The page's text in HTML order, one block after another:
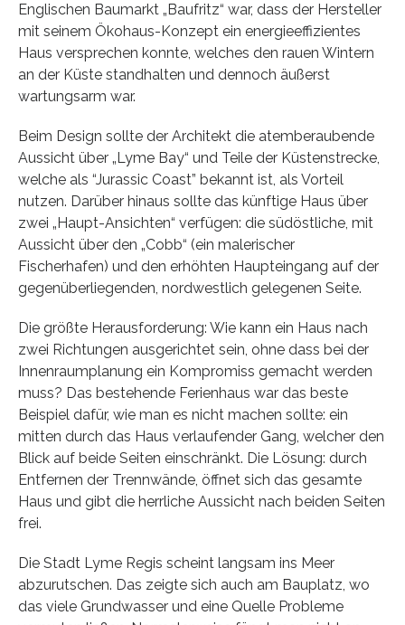
Englischen Baumarkt „Baufritz“ war, dass der Hersteller
mit seinem Ökohaus-Konzept ein energieeffizientes
Haus versprechen konnte, welches den rauen Wintern
an der Küste standhalten und dennoch äußerst
wartungsarm war.
Beim Design sollte der Architekt die atemberaubende
Aussicht über „Lyme Bay“ und Teile der Küstenstrecke,
welche als “Jurassic Coast” bekannt ist, als Vorteil
nutzen. Darüber hinaus sollte das künftige Haus über
zwei „Haupt-Ansichten“ verfügen: die südöstliche, mit
Aussicht über den „Cobb“ (ein malerischer
Fischerhafen) und den erhöhten Haupteingang auf der
gegenüberliegenden, nordwestlich gelegenen Seite.
Die größte Herausforderung: Wie kann ein Haus nach
zwei Richtungen ausgerichtet sein, ohne dass bei der
Innenraumplanung ein Kompromiss gemacht werden
muss? Das bestehende Ferienhaus war das beste
Beispiel dafür, wie man es nicht machen sollte: ein
mitten durch das Haus verlaufender Gang, welcher den
Blick auf beide Seiten einschränkt. Die Lösung: durch
Entfernen der Trennwände, öffnet sich das gesamte
Haus und gibt die herrliche Aussicht nach beiden Seiten
frei.
Die Stadt Lyme Regis scheint langsam ins Meer
abzurutschen. Das zeigte sich auch am Bauplatz, wo
das viele Grundwasser und eine Quelle Probleme